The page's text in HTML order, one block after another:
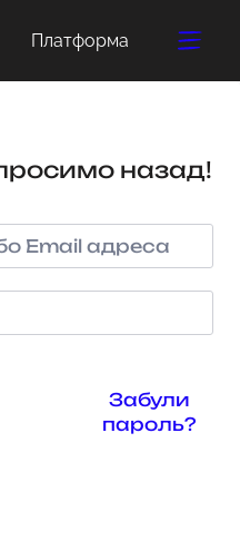
Платформа
назад!
Забули
пароль?